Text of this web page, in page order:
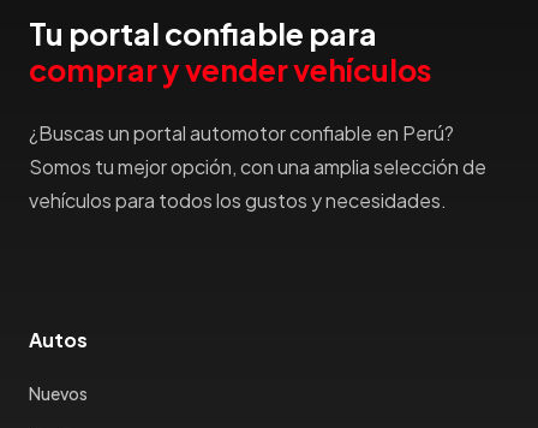
Tu portal confiable para
comprar y vender vehículos
¿Buscas un portal automotor confiable en Perú?
Somos tu mejor opción, con una amplia selección de
vehículos para todos los gustos y necesidades.
Autos
Nuevos